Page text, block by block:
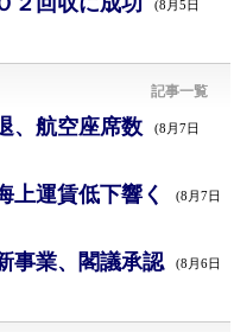
(8月5日
記事一覧
、航空座席数 (8月7日
上運賃低下響く (8月7日
事業、閣議承認 (8月6日